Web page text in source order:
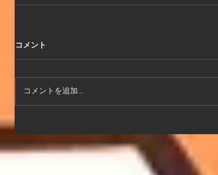
コメント
コメントを追加…